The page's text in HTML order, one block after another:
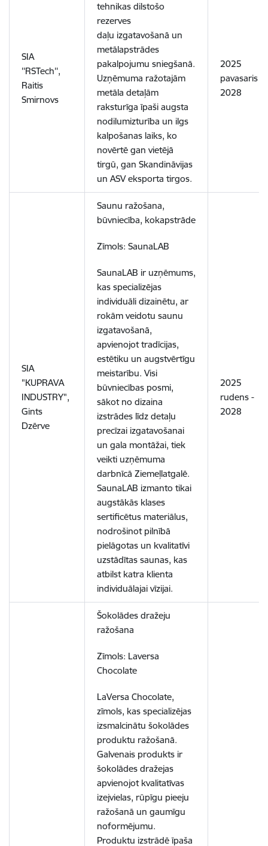
SIA
''RSTech'',
Raitis
Smirnovs
tehnikas dilstošo
rezerves
daļu izgatavošanā un
metālapstrādes
pakalpojumu sniegšanā.
Uzņēmuma ražotajām
metāla detaļām
raksturīga īpaši augsta
nodilumizturība un ilgs
kalpošanas laiks, ko
novērtē gan vietējā
tirgū, gan Skandināvijas
un ASV eksporta tirgos.
2025
pavasaris -
2028
SIA
"KUPRAVA
INDUSTRY",
Gints
Dzērve
Saunu ražošana,
būvniecība, kokapstrāde
Zīmols: SaunaLAB
SaunaLAB ir uzņēmums,
kas specializējas
individuāli dizainētu, ar
rokām veidotu saunu
izgatavošanā,
apvienojot tradīcijas,
estētiku un augstvērtīgu
meistarību. Visi
būvniecības posmi,
sākot no dizaina
izstrādes līdz detaļu
precīzai izgatavošanai
un gala montāžai, tiek
veikti uzņēmuma
darbnīcā Ziemeļlatgalē.
SaunaLAB izmanto tikai
augstākās klases
sertificētus materiālus,
nodrošinot pilnībā
pielāgotas un kvalitatīvi
uzstādītas saunas, kas
atbilst katra klienta
individuālajai vīzijai.
2025
rudens -
2028
Šokolādes dražeju
ražošana
Zīmols: Laversa
Chocolate
LaVersa Chocolate,
zīmols, kas specializējas
izsmalcinātu šokolādes
produktu ražošanā.
Galvenais produkts ir
šokolādes dražejas
apvienojot kvalitatīvas
izejvielas, rūpīgu pieeju
ražošanā un gaumīgu
noformējumu.
Produktu izstrādē īpaša